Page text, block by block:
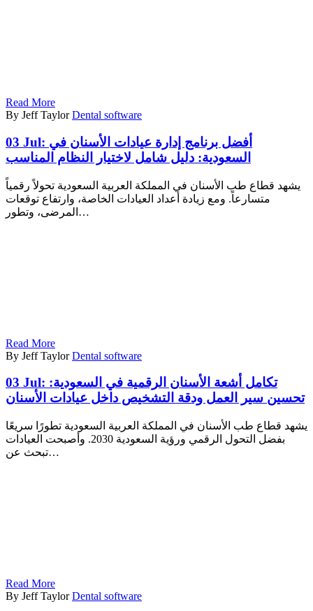
Read More
By Jeff Taylor Dental software
03 Jul: أفضل برنامج إدارة عيادات الأسنان في
السعودية: دليل شامل لاختيار النظام المناسب
يشهد قطاع طب الأسنان في المملكة العربية السعودية تحولاً رقمياً
متسارعاً. ومع زيادة أعداد العيادات الخاصة، وارتفاع توقعات
المرضى، وتطور…
Read More
By Jeff Taylor Dental software
03 Jul: تكامل أشعة الأسنان الرقمية في السعودية:
تحسين سير العمل ودقة التشخيص داخل عيادات الأسنان
يشهد قطاع طب الأسنان في المملكة العربية السعودية تطورًا سريعًا
بفضل التحول الرقمي ورؤية السعودية 2030. وأصبحت العيادات
تبحث عن…
Read More
By Jeff Taylor Dental software